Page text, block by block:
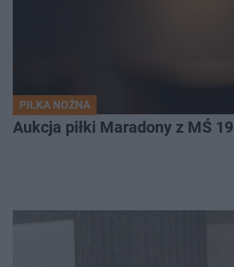
PIŁKA NOŻNA
Aukcja piłki Maradony z MŚ